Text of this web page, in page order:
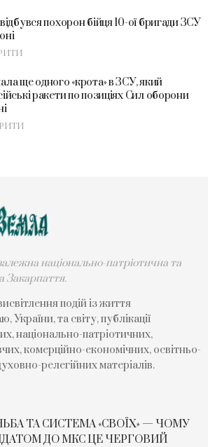
похорон бійця 10-ої бригади ЗСУ
ще одного «крота» в ЗСУ, який
ракети по позиціях Сил оборони
національно-патріотична та
Закарпаття.
подій із життя
України, та світу, публікації
національно-патріотичних,
комерційно-економічних, освітньо-
релегійних матеріалів.
ТА СИСТЕМА «СВОЇХ» — ЧОМУ
ДО МКС ЦЕ ЧЕРГОВИЙ